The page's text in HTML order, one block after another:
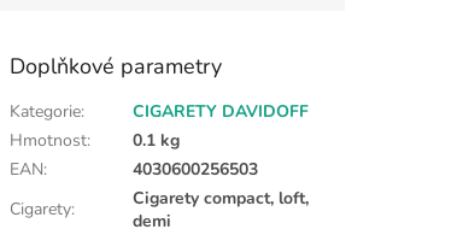
Doplňkové parametry
Kategorie:
CIGARETY DAVIDOFF
Hmotnost:
0.1 kg
EAN:
4030600256503
Cigarety:
Cigarety compact, loft,
demi